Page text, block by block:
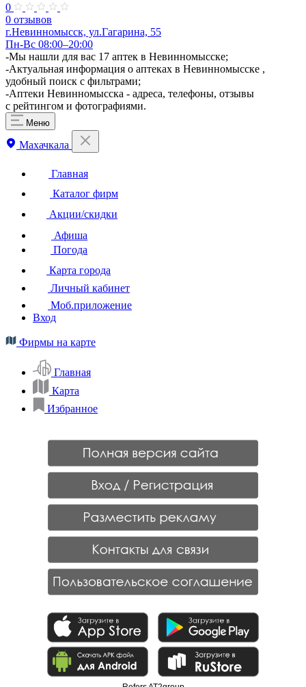
0
0 отзывов
г.Невинномысск, ул.Гагарина, 55
Пн-Вс 08:00–20:00
-Мы нашли для вас 17 аптек в Невинномысске;
-Актуальная информация о аптеках в Невинномысске ,
удобный поиск с фильтрами;
-Аптеки Невинномысска - адреса, телефоны, отзывы
с рейтингом и фотографиями.
Меню
Махачкала
Главная
Каталог фирм
Акции/скидки
Афиша
Погода
Карта города
Личный кабинет
Моб.приложение
Вход
Фирмы на карте
Главная
Карта
Избранное